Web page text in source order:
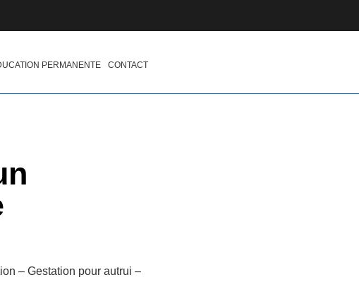
PERMANENTE CONTACT
– Gestation pour autrui –